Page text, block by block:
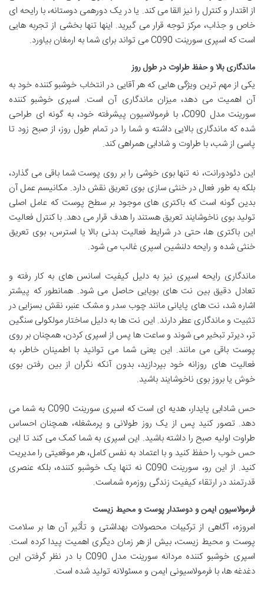
از اقتدار و کنترل را نیز القا می کند. یا در یک دورهمی دوستانه، با رایحه ای
خاص و جذاب، مرکز توجه قرار می گیرید. اینها تنها بخشی از تجربه هایی
است که اسپری سورینت C090 می تواند برای شما به ارمغان بیاورد.
ماندگاری بالا و حفظ طراوت در طول روز
یکی از مهم ترین ویژگی هایی که هر آقایی در انتخاب خوشبو کننده خود به
آن اهمیت می دهد، میزان ماندگاری آن است. اسپری خوشبو کننده
سورینت مدل C090، با فرمولاسیون پیشرفته خود، به گونه ای طراحی
شده که ماندگاری بالایی داشته و شما را در تمام طول روز، از صبح زود تا
پاسی از شب، با طراوت و شادابی همراهی کند.
این دئودورانت، نه تنها بوی خوشی را بر روی پوست شما باقی می گذارد،
بلکه به طور فعال در خنثی سازی بوی تعریق نقش دارد. مکانیسم عمل آن
بدین گونه است که باکتری های موجود بر سطح پوست که عامل اصلی
تولید بوی ناخوشایند تعریق هستند را هدف قرار می دهد. با کنترل فعالیت
این باکتری ها، حتی در شرایط فعالیت بدنی بالا یا استرس، بوی تعریق
خنثی شده و رایحه دلنشین اسپری غالب می شود.
ماندگاری رایحه اسپری نیز به دلیل کیفیت اسانس های به کار رفته و
تعادل دقیق بین نت های بویایی حاصل می شود. همانطور که پیشتر
اشاره شد، نت های پایانی مانند چوب سدر و مشک عنبر، نقش بسزایی در
تثبیت و ماندگاری عطر دارند. این نت ها به دلیل ساختار مولکولی سنگین
تر، دیرتر تبخیر می شوند و ساعت ها پس از اسپری کردن، همچنان بر روی
پوست باقی می مانند. این یعنی شما می توانید با اطمینان خاطر، به
فعالیت های روزانه خود بپردازید، بدون آنکه نگران از بین رفتن بوی
خوش یا بروز بوی ناخوشایند باشید.
حس شادابی پایدار، هدیه ای است که اسپری سورینت C090 به شما می
دهد. تصور کنید پس از یک روز طولانی و پرمشغله، همچنان احساس
طراوت اولیه صبح را داشته باشید. این اسپری به شما کمک می کند تا این
حس خوب را حفظ کنید و با اعتماد به نفس کامل، هر موقعیتی را مدیریت
کنید. از این رو، سورینت C090 نه تنها یک خوشبو کننده، بلکه عنصری
قدرتمند در ارتقاء کیفیت زندگی روزمره شماست.
فرمولاسیون ایمن و دوستدار پوست و محیط زیست
امروزه، آگاهی از ترکیبات محصولات بهداشتی و تأثیر آن ها بر سلامت
پوست و محیط زیست، بیش از هر زمان دیگری اهمیت پیدا کرده است.
اسپری خوشبو کننده مردانه سورینت مدل C090 با در نظر گرفتن این
دغدغه ها، با فرمولاسیونی ایمن و مسئولانه تولید شده است.